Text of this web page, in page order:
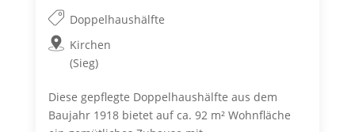
Doppelhaushälfte
Kirchen
(Sieg)
Diese gepflegte Doppelhaushälfte aus dem
Baujahr 1918 bietet auf ca. 92 m² Wohnfläche